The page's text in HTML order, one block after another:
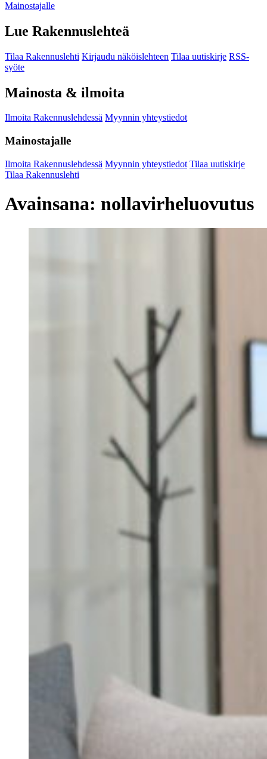
Mainostajalle
Lue Rakennuslehteä
Tilaa Rakennuslehti Kirjaudu näköislehteen Tilaa uutiskirje RSS-
syöte
Mainosta & ilmoita
Ilmoita Rakennuslehdessä Myynnin yhteystiedot
Mainostajalle
Ilmoita Rakennuslehdessä Myynnin yhteystiedot Tilaa uutiskirje
Tilaa Rakennuslehti
Avainsana: nollavirheluovutus